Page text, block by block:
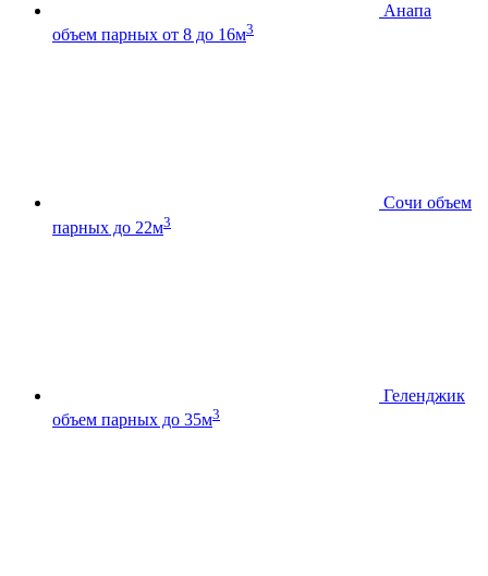
Анапа
объем парных от 8 до 16м3
Сочи объем
парных до 22м3
Геленджик
объем парных до 35м3